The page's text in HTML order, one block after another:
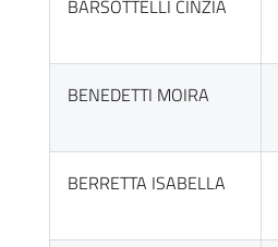
BARSOTTELLI CINZIA
BENEDETTI MOIRA
BERRETTA ISABELLA